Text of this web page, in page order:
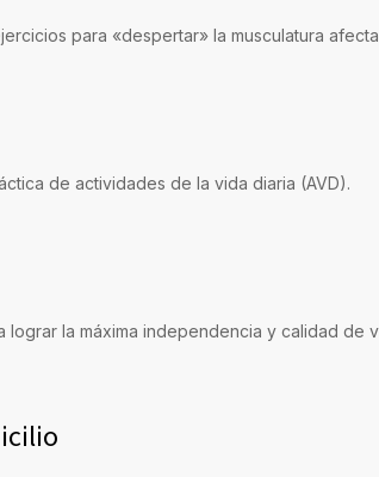
para «despertar» la musculatura
de actividades de la vida diaria (AVD).
lograr la máxima independencia y calidad de